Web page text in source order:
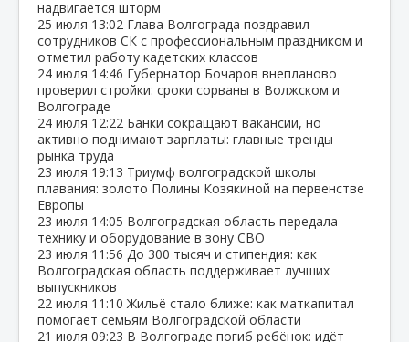
надвигается шторм
25 июля 13:02 Глава Волгограда поздравил
сотрудников СК с профессиональным праздником и
отметил работу кадетских классов
24 июля 14:46 Губернатор Бочаров внепланово
проверил стройки: сроки сорваны в Волжском и
Волгограде
24 июля 12:22 Банки сокращают вакансии, но
активно поднимают зарплаты: главные тренды
рынка труда
23 июля 19:13 Триумф волгоградской школы
плавания: золото Полины Козякиной на первенстве
Европы
23 июля 14:05 Волгоградская область передала
технику и оборудование в зону СВО
23 июля 11:56 До 300 тысяч и стипендия: как
Волгоградская область поддерживает лучших
выпускников
22 июля 11:10 Жильё стало ближе: как маткапитал
помогает семьям Волгоградской области
21 июля 09:23 В Волгограде погиб ребёнок: идёт